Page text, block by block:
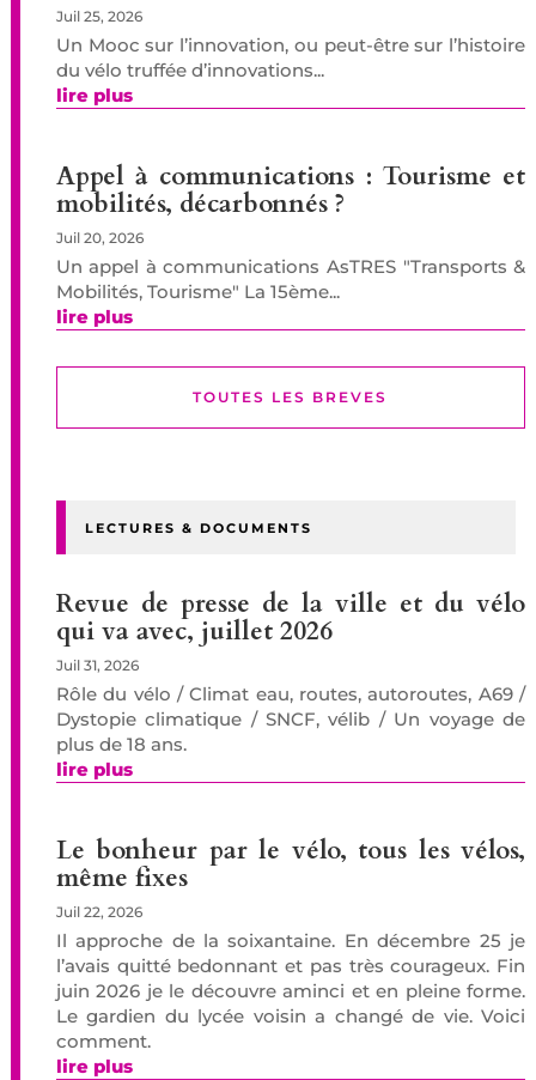
Juil 25, 2026
Un Mooc sur l’innovation, ou peut-être sur l’histoire
du vélo truffée d’innovations...
lire plus
Appel à communications : Tourisme et
mobilités, décarbonnés ?
Juil 20, 2026
Un appel à communications AsTRES "Transports &
Mobilités, Tourisme" La 15ème...
lire plus
TOUTES LES BREVES
LECTURES & DOCUMENTS
Revue de presse de la ville et du vélo
qui va avec, juillet 2026
Juil 31, 2026
Rôle du vélo / Climat eau, routes, autoroutes, A69 /
Dystopie climatique / SNCF, vélib / Un voyage de
plus de 18 ans.
lire plus
Le bonheur par le vélo, tous les vélos,
même fixes
Juil 22, 2026
Il approche de la soixantaine. En décembre 25 je
l’avais quitté bedonnant et pas très courageux. Fin
juin 2026 je le découvre aminci et en pleine forme.
Le gardien du lycée voisin a changé de vie. Voici
comment.
lire plus